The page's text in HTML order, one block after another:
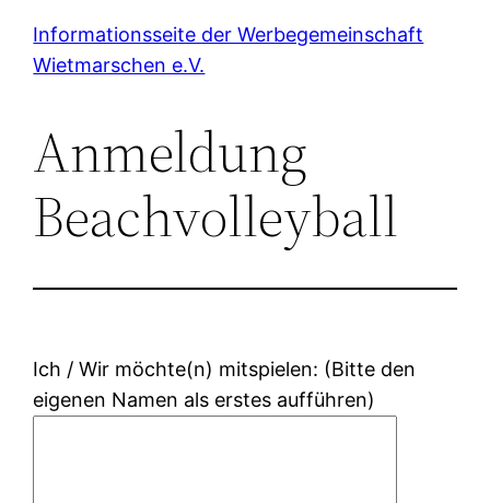
Zum
Inhalt
Informationsseite der Werbegemeinschaft
Wietmarschen e.V.
Anmeldung
Beachvolleyball
Ich / Wir möchte(n) mitspielen: (Bitte den
eigenen Namen als erstes aufführen)